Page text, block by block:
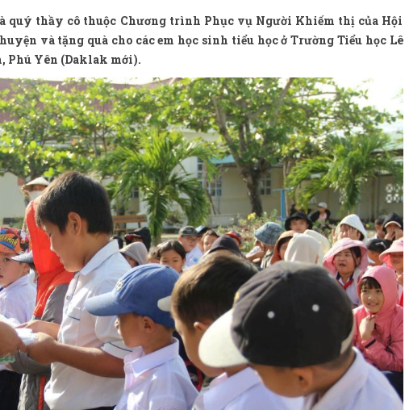
quý thầy cô thuộc Chương trình Phục vụ Người Khiếm thị của Hội
và tặng quà cho các em học sinh tiểu học ở Trường Tiểu học Lê
Phú Yên (Daklak mới).